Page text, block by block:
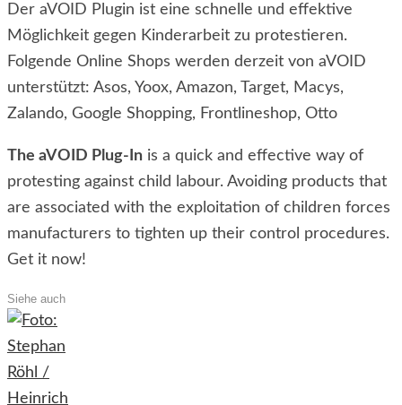
Der aVOID Plugin ist eine schnelle und effektive
Möglichkeit gegen Kinderarbeit zu protestieren.
Folgende Online Shops werden derzeit von aVOID
unterstützt: Asos, Yoox, Amazon, Target, Macys,
Zalando, Google Shopping, Frontlineshop, Otto
The aVOID Plug-In is a quick and effective way of
protesting against child labour. Avoiding products that
are associated with the exploitation of children forces
manufacturers to tighten up their control procedures.
Get it now!
Siehe auch